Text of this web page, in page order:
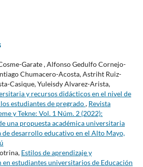
Garate , Alfonso Gedulfo Cornejo-
Chumacero-Acosta, Astriht Ruiz-
Casique, Yuleisdy Alvarez-Arista,
y recursos didácticos en el nivel de
estudiantes de pregrado, Revista
y Tekne: Vol. 1 Núm. 2 (2022):
una propuesta académica universitaria
de desarrollo educativo en el Alto Mayo,
Estilos de aprendizaje y
estudiantes universitarios de Educación